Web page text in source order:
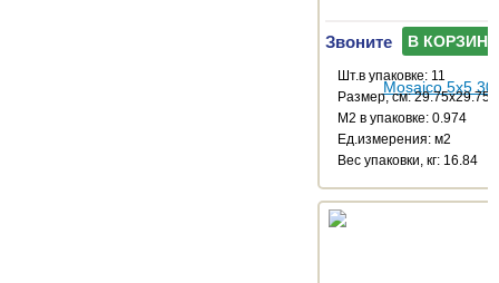
Звоните В КОРЗИНУ
Шт.в упаковке: 11
Размер, см: 29.75x29.75
М2 в упаковке: 0.974
Ед.измерения: м2
Веc упаковки, кг: 16.84